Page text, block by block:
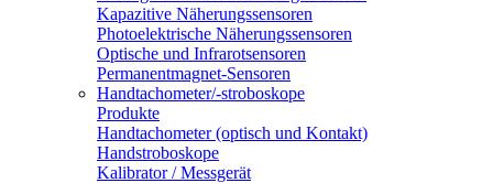
Kapazitive Näherungssensoren
Photoelektrische Näherungssensoren
Optische und Infrarotsensoren
Permanentmagnet-Sensoren
Handtachometer/-stroboskope
Produkte
Handtachometer (optisch und Kontakt)
Handstroboskope
Kalibrator / Messgerät